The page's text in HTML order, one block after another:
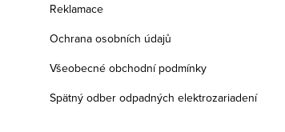
Reklamace
Ochrana osobních údajů
Všeobecné obchodní podmínky
Spätný odber odpadných elektrozariadení